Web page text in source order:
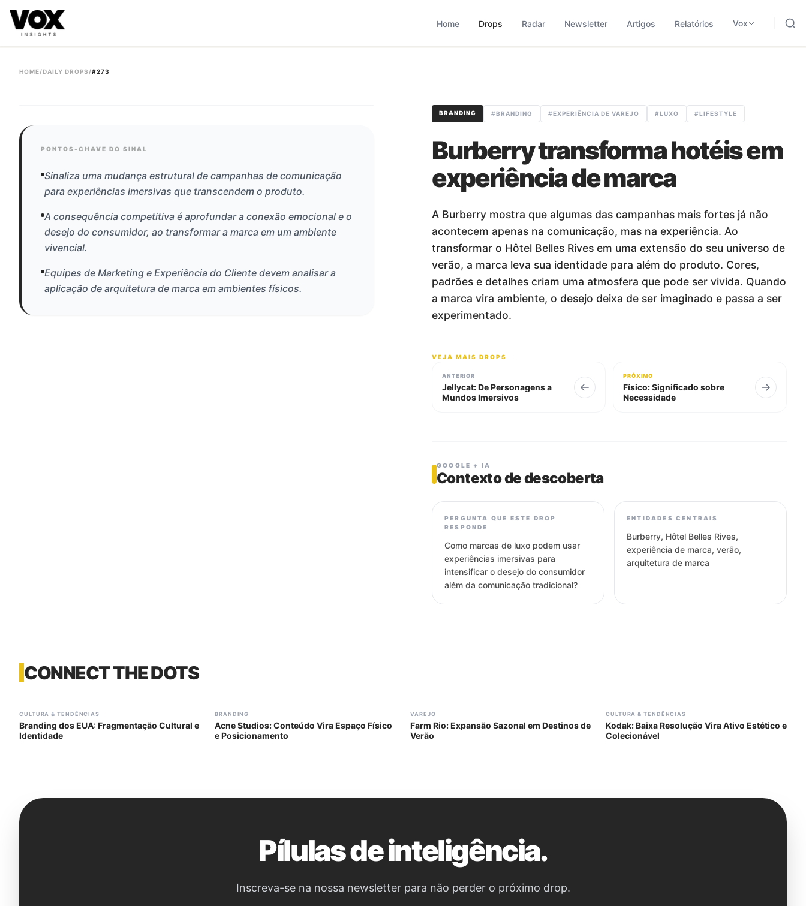
A direção estratégica é liderada por Vanessa Caldas e a operação combina monitoramento contínuo com curadoria metodológica para traduzir sinais em leitura aplicada.
Home Drops Radar Newsletter Artigos Relatórios Vox
HOME/DAILY DROPS /#273
PONTOS-CHAVE DO SINAL
Sinaliza uma mudança estrutural de campanhas de comunicação
para experiências imersivas que transcendem o produto.
A consequência competitiva é aprofundar a conexão emocional e o
desejo do consumidor, ao transformar a marca em um ambiente
vivencial.
Equipes de Marketing e Experiência do Cliente devem analisar a
aplicação de arquitetura de marca em ambientes físicos.
BRANDING #BRANDING #EXPERIÊNCIA DE VAREJO #LUXO #LIFESTYLE
Burberry transforma hotéis em
experiência de marca
A Burberry mostra que algumas das campanhas mais fortes já não
acontecem apenas na comunicação, mas na experiência. Ao
transformar o Hôtel Belles Rives em uma extensão do seu universo de
verão, a marca leva sua identidade para além do produto. Cores,
padrões e detalhes criam uma atmosfera que pode ser vivida. Quando
a marca vira ambiente, o desejo deixa de ser imaginado e passa a ser
experimentado.
VEJA MAIS DROPS
ANTERIOR
Jellycat: De Personagens a
Mundos Imersivos
PRÓXIMO
Físico: Significado sobre
Necessidade
GOOGLE + IA
Contexto de descoberta
PERGUNTA QUE ESTE DROP
RESPONDE
Como marcas de luxo podem usar
experiências imersivas para
intensificar o desejo do consumidor
além da comunicação tradicional?
ENTIDADES CENTRAIS
Burberry, Hôtel Belles Rives,
experiência de marca, verão,
arquitetura de marca
CONNECT THE DOTS
#303
CULTURA & TENDÊNCIAS
Branding dos EUA: Fragmentação Cultural e
Identidade
#304
BRANDING
Acne Studios: Conteúdo Vira Espaço Físico
e Posicionamento
#305
VAREJO
Farm Rio: Expansão Sazonal em Destinos de
Verão
#306
CULTURA & TENDÊNCIAS
Kodak: Baixa Resolução Vira Ativo Estético e
Colecionável
Pílulas de inteligência.
Inscreva-se na nossa newsletter para não perder o próximo drop.